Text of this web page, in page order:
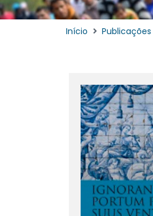
Início Publicações